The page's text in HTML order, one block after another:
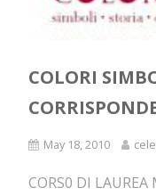
COLORI
May 18, 2010
CORS0 DI